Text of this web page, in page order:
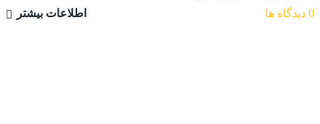
0 دیدگاه ها
اطلاعات بیشتر